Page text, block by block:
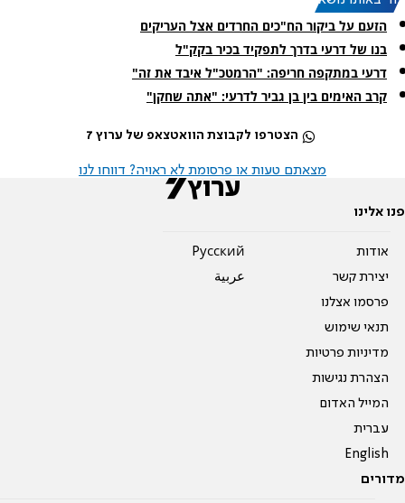
הזעם על ביקור הח"כים החרדים אצל העריקים
בנו של דרעי בדרך לתפקיד בכיר בקק"ל
דרעי במתקפה חריפה: "הרמטכ"ל איבד את זה"
קרב האימים בין בן גביר לדרעי: "אתה שחקן"
הצטרפו לקבוצת הוואטצאפ של ערוץ 7
מצאתם טעות או פרסומת לא ראויה? דווחו לנו
פנו אלינו
אודות
יצירת קשר
פרסמו אצלנו
תנאי שימוש
מדיניות פרטיות
הצהרת נגישות
המייל האדום
עברית
English
Pусский
عربية
מדורים